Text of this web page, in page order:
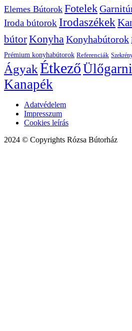
Elemes Bútorok Fotelek
Iroda bútorok Irodaszékek
bútorKonyha Konyhabútorok
Prémium konyhabútorok Referenciák
ÁgyakÉtkező
Kanapék
Adatvédelem
Impresszum
Cookies leírás
2024 © Copyrights Rózsa Bútorház